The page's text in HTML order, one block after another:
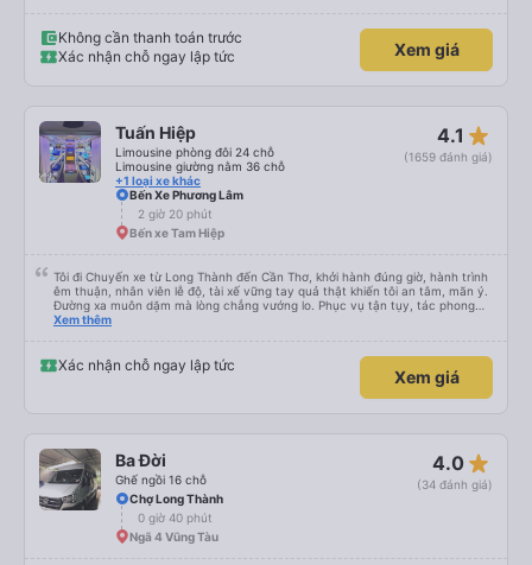
Không cần thanh toán trước
Xác nhận chỗ ngay lập tức
Xem giá
Tuấn Hiệp
Limousine phòng đôi 24 chỗ
Limousine giường nằm 36 chỗ
+1 loại xe khác
4.1 star_rate
(1659 đánh giá)
Bến Xe Phương Lâm
2 giờ 20 phút
Bến xe Tam Hiệp
Tôi đi Chuyến xe từ Long Thành đến Cần Thơ, khởi hành đúng giờ, hành trình
êm thuận, nhân viên lễ độ, tài xế vững tay quả thật khiến tôi an tâm, mãn ý.
Đường xa muôn dặm mà lòng chẳng vướng lo. Phục vụ tận tụy, tác phong
nghiêm cẩn, hiếm thấy giữa thời buổi kim tiền vội vã. Xã hội loạn đạo. Xin gửi
Xem thêm
Xác nhận chỗ ngay lập tức
Xem giá
Ba Đời
Ghế ngồi 16 chỗ
4.0 star_rate
(34 đánh giá)
Chợ Long Thành
0 giờ 40 phút
Ngã 4 Vũng Tàu